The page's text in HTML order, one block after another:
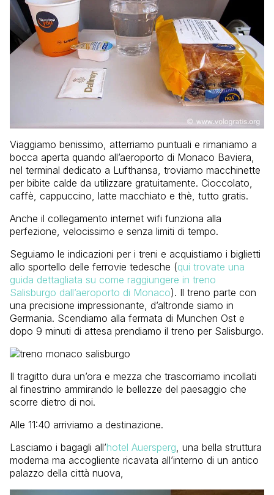
Viaggiamo benissimo, atterriamo puntuali e rimaniamo a
bocca aperta quando all’aeroporto di Monaco Baviera,
nel terminal dedicato a Lufthansa, troviamo macchinette
per bibite calde da utilizzare gratuitamente. Cioccolato,
caffè, cappuccino, latte macchiato e thè, tutto gratis.
Anche il collegamento internet wifi funziona alla
perfezione, velocissimo e senza limiti di tempo.
Seguiamo le indicazioni per i treni e acquistiamo i biglietti
allo sportello delle ferrovie tedesche (qui trovate una
guida dettagliata su come raggiungere in treno
Salisburgo dall’aeroporto di Monaco). Il treno parte con
una precisione impressionante, d’altronde siamo in
Germania. Scendiamo alla fermata di Munchen Ost e
dopo 9 minuti di attesa prendiamo il treno per Salisburgo.
Il tragitto dura un’ora e mezza che trascorriamo incollati
al finestrino ammirando le bellezze del paesaggio che
scorre dietro di noi.
Alle 11:40 arriviamo a destinazione.
Lasciamo i bagagli all’hotel Auersperg , una bella struttura
moderna ma accogliente ricavata all’interno di un antico
palazzo della città nuova,